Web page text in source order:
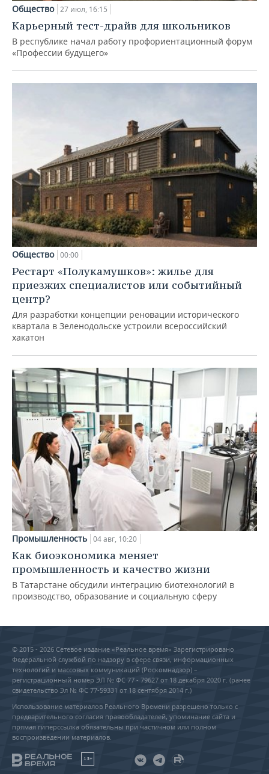
Общество 27 июл, 16:15
Карьерный тест-драйв для школьников
В республике начал работу профориентационный форум
«Профессии будущего»
Общество 00:00
Рестарт «Полукамушков»: жилье для
приезжих специалистов или событийный
центр?
Для разработки концепции реновации исторического
квартала в Зеленодольске устроили всероссийский
хакатон
Промышленность 04 авг, 10:20
Как биоэкономика меняет
промышленность и качество жизни
В Татарстане обсудили интеграцию биотехнологий в
производство, образование и социальную сферу
© 2015 - 2026 Сетевое издание «Реальное время» Зарегистрировано
Федеральной службой по надзору в сфере связи, информационных
технологий и массовых коммуникаций (Роскомнадзор) –
регистрационный номер ЭЛ № ФС 77 - 79627 от 18 декабря 2020 г. (ранее
свидетельство Эл № ФС 77-59331 от 18 сентября 2014 г.)
Использование материалов Реального Времени разрешено только с
предварительного согласия правообладателей, упоминание сайта и
прямая гиперссылка обязательны при частичном или полном
воспроизведении материалов.
18+